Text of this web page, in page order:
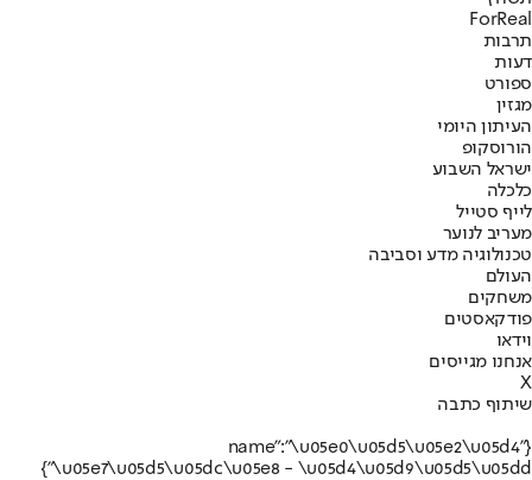
ForReal
תרבות
דעות
ספורט
מגזין
העיתון היומי
הורוסקופ
ישראל השבוע
כלכלה
לייף סטייל
מעריב לנוער
טכנולוגיה מדע וסביבה
העולם
משחקים
פודקאסטים
וידאו
אנחנו מגייסים
X
שיתוף כתבה
{"name":"\u05e0\u05d5\u05e2\u05d4
\u05e7\u05d5\u05dc\u05e8 - \u05d4\u05d9\u05d5\u05dd"}